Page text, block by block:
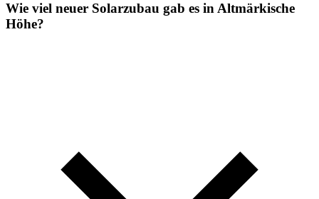
Wie viel neuer Solarzubau gab es in Altmärkische
Höhe?